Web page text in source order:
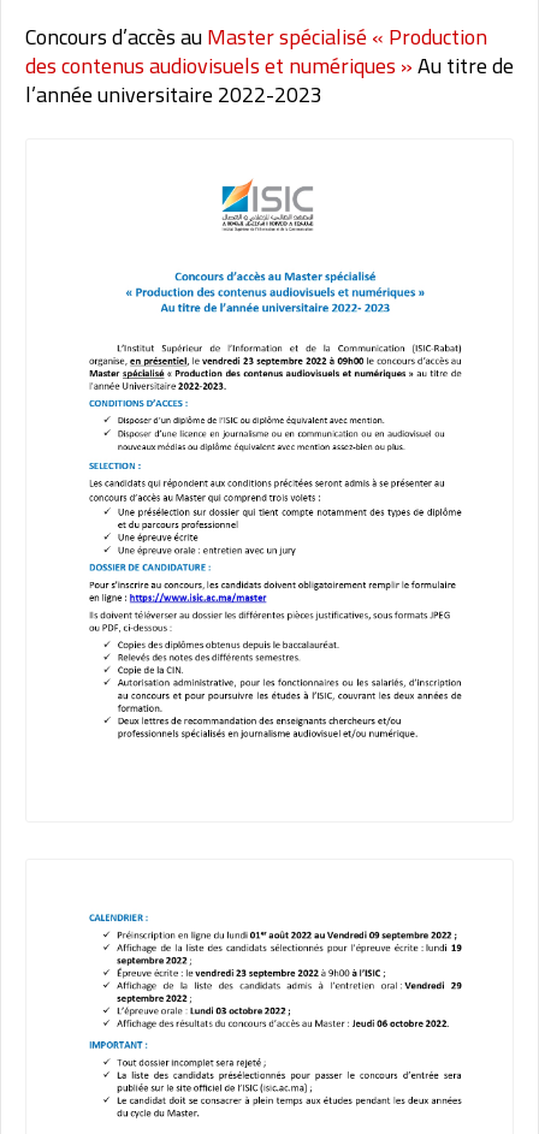
Concours d’accès auMaster spécialisé « Production
des contenus audiovisuels et numériques »Au titre de
l’année universitaire 2022-2023